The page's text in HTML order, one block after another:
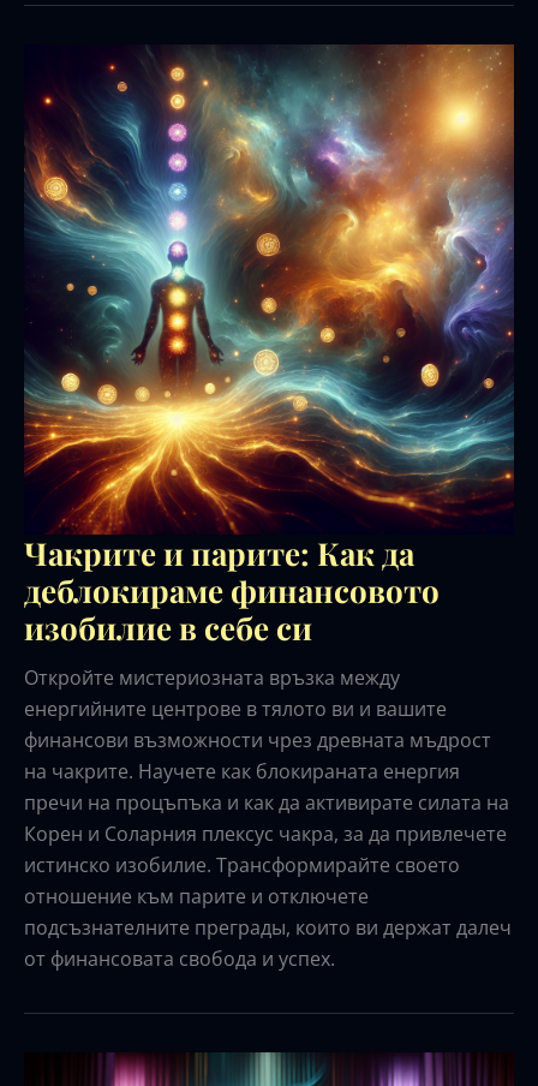
Чакрите и парите: Как да
деблокираме финансовото
изобилие в себе си
Откройте мистериозната връзка между
енергийните центрове в тялото ви и вашите
финансови възможности чрез древната мъдрост
на чакрите. Научете как блокираната енергия
пречи на процъпъка и как да активирате силата на
Корен и Соларния плексус чакра, за да привлечете
истинско изобилие. Трансформирайте своето
отношение към парите и отключете
подсъзнателните преграды, които ви держат далеч
от финансовата свобода и успех.